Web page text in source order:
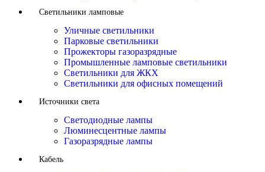
Светильники ламповые
Уличные светильники
Парковые светильники
Прожекторы газоразрядные
Промышленные ламповые светильники
Светильники для ЖКХ
Светильники для офисных помещений
Источники света
Светодиодные лампы
Люминесцентные лампы
Газоразрядные лампы
Кабель